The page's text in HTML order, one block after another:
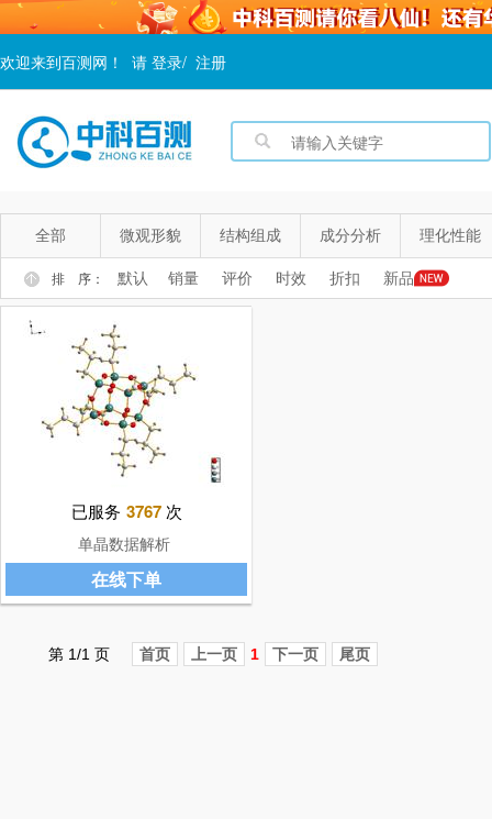
欢迎来到百测网！ 请 登录/ 注册
全部 微观形貌 结构组成 成分分析 理化性能
排 序： 默认 销量 评价 时效 折扣 新品
已服务 3767次
单晶数据解析
在线下单
第 1/1 页 首页 上一页 1 下一页 尾页